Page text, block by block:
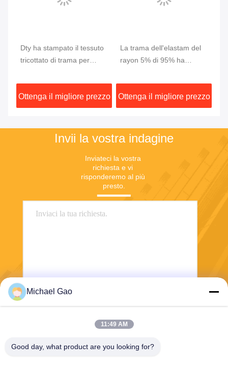
Dty ha stampato il tessuto
tricottato di trama per
Kidswear 95%
Ottenga il migliore prezzo
La trama dell'elastam del
rayon 5% di 95% ha
colore su ordinazione della
maglietta
Ottenga il migliore prezzo
Invii la vostra indagine
Inviateci la vostra
richiesta e vi
risponderemo al più
presto.
Invii
Michael Gao
11:49 AM
Good day, what product are you looking for?